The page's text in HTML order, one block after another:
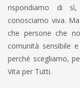
rispondiamo di
conosciamo viva.
che persone che
comunità sensibile
perché scegliamo,
Vita per Tutti.